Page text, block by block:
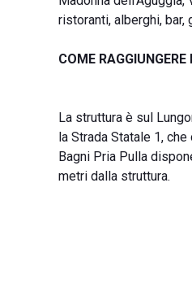
ristoranti, alberghi,
COME
La struttura è sul
la Strada Statale 1,
Bagni Pria Pulla
metri dalla struttura.